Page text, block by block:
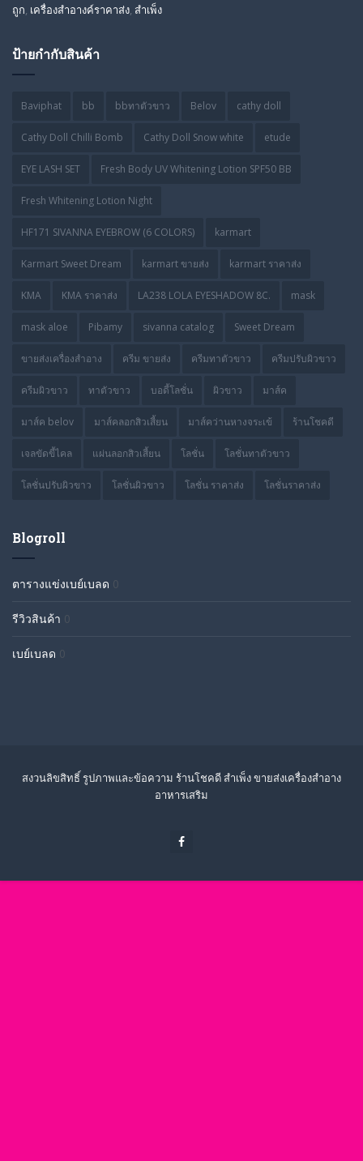
ถูก, เครื่องสำอางค์ราคาส่ง, สำเพ็ง
ป้ายกำกับสินค้า
Baviphat bb bbทาตัวขาว Belov cathy doll
Cathy Doll Chilli Bomb Cathy Doll Snow white etude
EYE LASH SET Fresh Body UV Whitening Lotion SPF50 BB
Fresh Whitening Lotion Night
HF171 SIVANNA EYEBROW (6 COLORS) karmart
Karmart Sweet Dream karmart ขายส่ง karmart ราคาส่ง
KMA KMA ราคาส่ง LA238 LOLA EYESHADOW 8C. mask
mask aloe Pibamy sivanna catalog Sweet Dream
ขายส่งเครื่องสำอาง ครีม ขายส่ง ครีมทาตัวขาว ครีมปรับผิวขาว
ครีมผิวขาว ทาตัวขาว บอดี้โลชั่น ผิวขาว มาส์ค
มาส์ค belov มาส์คลอกสิวเสี้ยน มาส์คว่านหางจระเข้ ร้านโชคดี
เจลขัดขี้ไคล แผ่นลอกสิวเสี้ยน โลชั่น โลชั่นทาตัวขาว
โลชั่นปรับผิวขาว โลชั่นผิวขาว โลชั่น ราคาส่ง โลชั่นราคาส่ง
Blogroll
ตารางแข่งเบย์เบลด 0
รีวิวสินค้า 0
เบย์เบลด 0
สงวนลิขสิทธิ์ รูปภาพและข้อความ ร้านโชคดี สำเพ็ง ขายส่งเครื่องสำอาง
อาหารเสริม